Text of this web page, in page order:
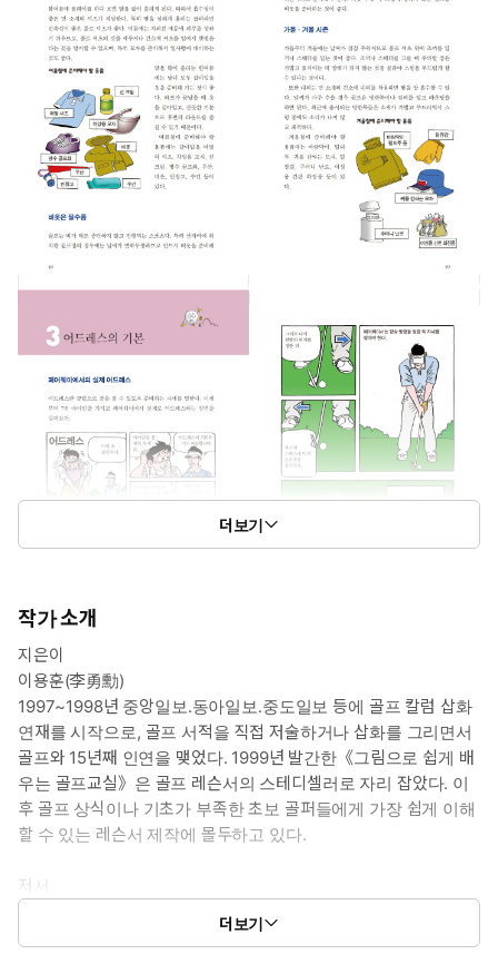
더보기
작가 소개
지은이
이용훈(李勇勳)
1997~1998년 중앙일보․동아일보․중도일보 등에 골프 칼럼 삽화
연재를 시작으로, 골프 서적을 직접 저술하거나 삽화를 그리면서
골프와 15년째 인연을 맺었다. 1999년 발간한《그림으로 쉽게 배
우는 골프교실》은 골프 레슨서의 스테디셀러로 자리 잡았다. 이
후 골프 상식이나 기초가 부족한 초보 골퍼들에게 가장 쉽게 이해
할 수 있는 레슨서 제작에 몰두하고 있다.
저서
그림으로 쉽게 배우는 골프 교실(아카데미북, 1997)
룰만 알아도 5타는 줄인다(아카데미북, 2002)
더보기